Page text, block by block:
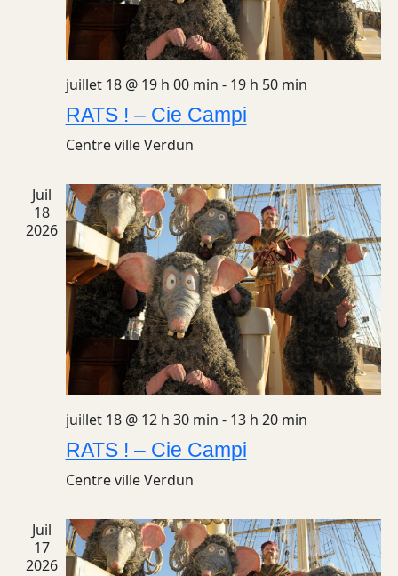
juillet 18 @ 19 h 00 min - 19 h 50 min
RATS ! – Cie Campi
Centre villeVerdun
Juil
18
2026
juillet 18 @ 12 h 30 min - 13 h 20 min
RATS ! – Cie Campi
Centre villeVerdun
Juil
17
2026